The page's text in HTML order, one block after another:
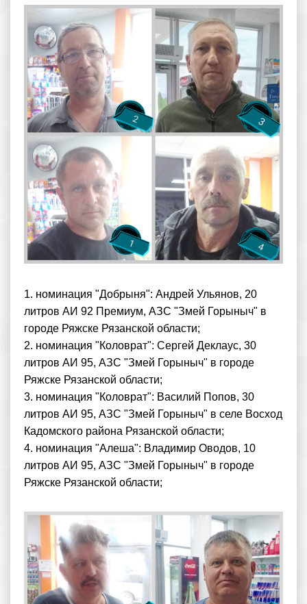
1. номинация "Добрыня": Андрей Ульянов, 20
литров АИ 92 Премиум, АЗС "Змей Горыныч" в
городе Ряжске Рязанской области;
2. номинация "Коловрат": Сергей Деклаус, 30
литров АИ 95, АЗС "Змей Горыныч" в городе
Ряжске Рязанской области;
3. номинация "Коловрат": Василий Попов, 30
литров АИ 95, АЗС "Змей Горыныч" в селе Восход
Кадомского района Рязанской области;
4. номинация "Алеша": Владимир Оводов, 10
литров АИ 95, АЗС "Змей Горыныч" в городе
Ряжске Рязанской области;